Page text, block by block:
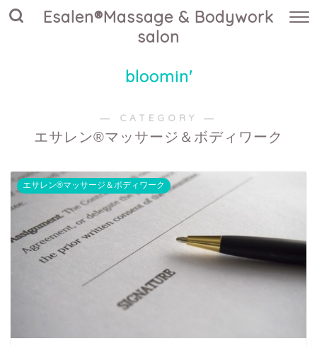
Esalen®Massage & Bodywork
salon
bloomin'
― CATEGORY ―
エサレン®マッサージ＆ボディワーク
エサレン®マッサージ＆ボディワーク